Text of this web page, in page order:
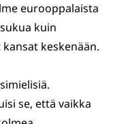
eurooppalaista
kuin
keskenään.
se, että vaikka